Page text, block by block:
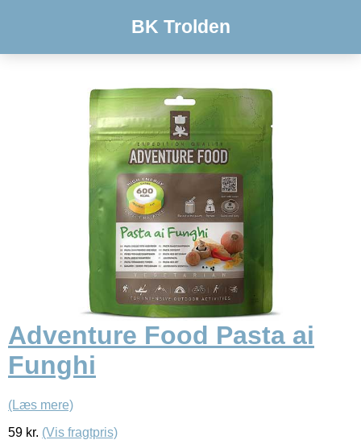
BK Trolden
Adventure Food Pasta ai
Funghi
(Læs mere)
59 kr. (Vis fragtpris)